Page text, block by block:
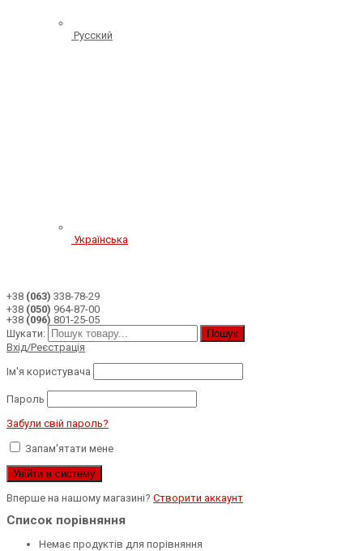
Русский
Українська
+38 (063) 338-78-29
+38 (050) 964-87-00
+38 (096) 801-25-05
Шукати:
Пошук
Вхід/Реєстрація
Ім'я користувача
Пароль
Забули свій пароль?
Запам'ятати мене
Вперше на нашому магазині? Створити аккаунт
Список порівняння
Немає продуктів для порівняння